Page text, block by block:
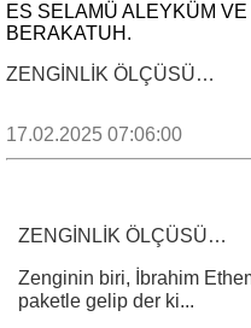
ES SELAMÜ ALEYKÜM
BERAKATUH.
ZENGİNLİK ÖLÇÜSÜ…
17.02.2025 07:06:00
ZENGİNLİK ÖLÇÜSÜ…
Zenginin biri, İbrahim
paketle gelip der ki...